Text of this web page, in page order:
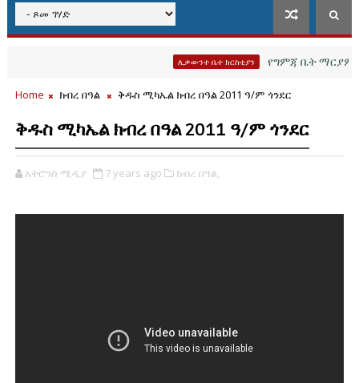
ሊቃውንተ ቤተ ክርስቲያን የግምጃ ቤት ማርያም
Home ክብረ በዓል ቅዱስ ሚካኤል ክብረ በዓል 2011 ዓ/ም ጎንደር
ቅዱስ ሚካኤል ክብረ በዓል 2011 ዓ/ም ጎንደር
አትሮንስ ሚዲያ 7 years ago ክብረ በዓል,